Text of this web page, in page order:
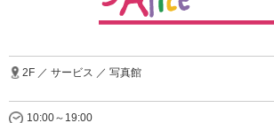
2F ／ サービス ／ 写真館
10:00～19:00